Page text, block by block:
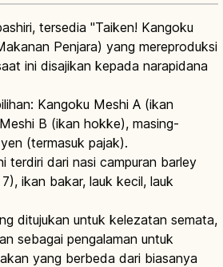
tersedia "Taiken! Kangoku
Penjara) yang mereproduksi
ini disajikan kepada narapidana
Kangoku Meshi A (ikan
B (ikan hokke), masing-
(termasuk pajak).
terdiri dari nasi campuran barley
ikan bakar, lauk kecil, lauk
ditujukan untuk kelezatan semata,
sebagai pengalaman untuk
yang berbeda dari biasanya